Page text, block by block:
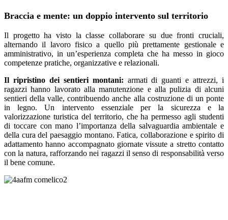
Braccia e mente: un doppio intervento sul territorio
Il progetto ha visto la classe collaborare su due fronti cruciali,
alternando il lavoro fisico a quello più prettamente gestionale e
amministrativo, in un’esperienza completa che ha messo in gioco
competenze pratiche, organizzative e relazionali.
Il ripristino dei sentieri montani: armati di guanti e attrezzi, i
ragazzi hanno lavorato alla manutenzione e alla pulizia di alcuni
sentieri della valle, contribuendo anche alla costruzione di un ponte
in legno. Un intervento essenziale per la sicurezza e la
valorizzazione turistica del territorio, che ha permesso agli studenti
di toccare con mano l’importanza della salvaguardia ambientale e
della cura del paesaggio montano. Fatica, collaborazione e spirito di
adattamento hanno accompagnato giornate vissute a stretto contatto
con la natura, rafforzando nei ragazzi il senso di responsabilità verso
il bene comune.